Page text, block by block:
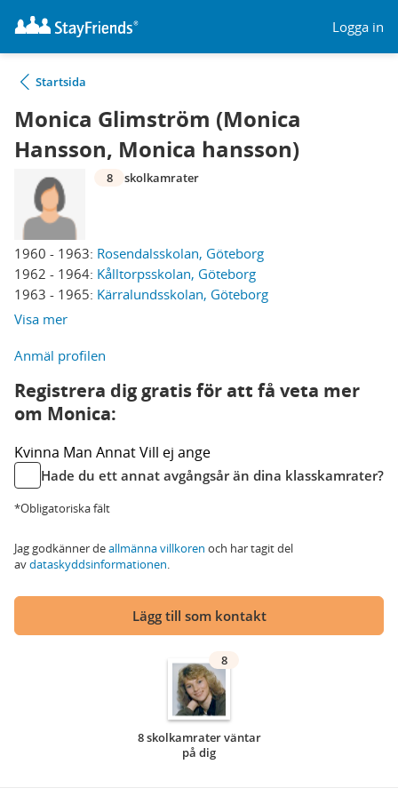
Logga in
Startsida
Monica Glimström (Monica
Hansson, Monica hansson)
1960 - 1963: Rosendalsskolan, Göteborg
1962 - 1964: Kålltorpsskolan, Göteborg
1963 - 1965: Kärralundsskolan, Göteborg
Visa mer
8 skolkamrater
Anmäl profilen
Registrera dig gratis för att få veta mer
om Monica:
Kvinna Man AnnatVill ej ange
Hade du ett annat avgångsår än dina klasskamrater?
*Obligatoriska fält
Jag godkänner deallmänna villkoren och har tagit del
avdataskyddsinformationen.
Lägg till som kontakt
8
8 skolkamrater väntar
på dig